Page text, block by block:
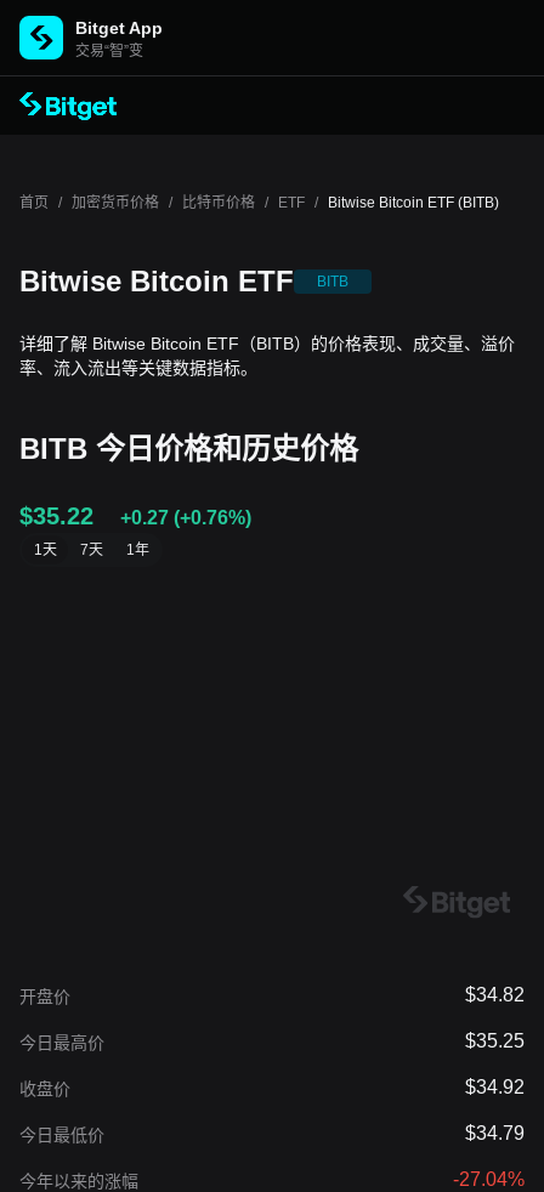
Bitget App
交易“智”变
首页 / 加密货币价格 / 比特币价格 / ETF / Bitwise Bitcoin ETF (BITB)
Bitwise Bitcoin ETF BITB
详细了解 Bitwise Bitcoin ETF（BITB）的价格表现、成交量、溢价
率、流入流出等关键数据指标。
BITB 今日价格和历史价格
$35.22 +0.27 (+0.76%)
1天 7天 1年
开盘价 $34.82
今日最高价 $35.25
收盘价 $34.92
今日最低价 $34.79
今年以来的涨幅 -27.04%